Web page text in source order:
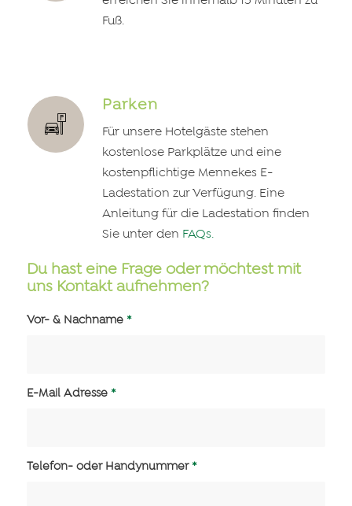
Fuß.
Parken
Für unsere Hotelgäste stehen
kostenlose Parkplätze und eine
kostenpflichtige Mennekes E-
Ladestation zur Verfügung. Eine
Anleitung für die Ladestation finden
Sie unter den FAQs.
Du hast eine Frage oder möchtest mit
uns Kontakt aufnehmen?
Vor- & Nachname *
E-Mail Adresse *
Telefon- oder Handynummer *